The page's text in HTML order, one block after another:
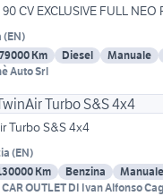
CV EXCLUSIVE FULL NEO
(EN)
Km Diesel Manuale
Auto Srl
Turbo S&S 4x4
(EN)
Km Benzina Manuale
CAGNO CAR OUTLET DI Ivan